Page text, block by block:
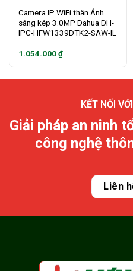
Camera IP WiFi thân Ánh
sáng kép 3.0MP Dahua DH-
IPC-HFW1339DTK2-SAW-IL
1.054.000₫
KẾT NỐI
Giải pháp an ninh
công nghệ
Liên